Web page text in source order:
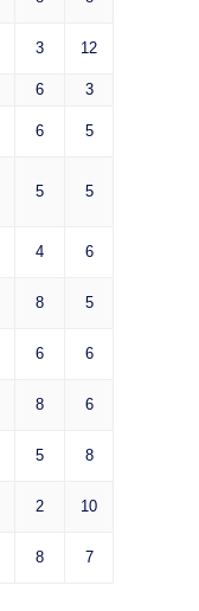
3 12
6 3
6 5
5 5
4 6
8 5
6 6
8 6
5 8
2 10
8 7